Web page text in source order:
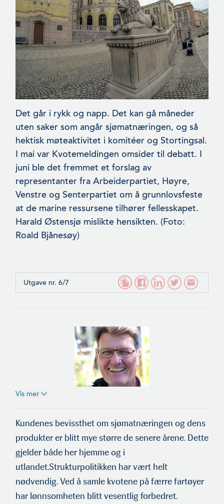
Det går i rykk og napp. Det kan gå måneder
uten saker som angår sjømatnæringen, og så
hektisk møteaktivitet i komitéer og Stor­tingsal.
I mai var Kvotemeldingen omsider til debatt. I
juni ble det fremmet et forslag av
representanter fra Arbeiderpartiet, Høyre,
Venstre og Senterpartiet om å grunnlovsfeste
at de marine ressursene tilhører fellesskapet.
Harald Østensjø mislikte hen­sikten. (Foto:
Roald Bjånesøy)
Utgave nr. 6/7
Vis mer
Kundenes bevissthet om sjømatnæringen og dens
produkter er blitt mye større de senere årene. Dette
gjelder både her hjemme og i
utlandet.Strukturpolitikken har vært helt
nødvendig. Ved å samle kvotene på færre fartøyer
har lønnsomheten blitt vesentlig forbedret.